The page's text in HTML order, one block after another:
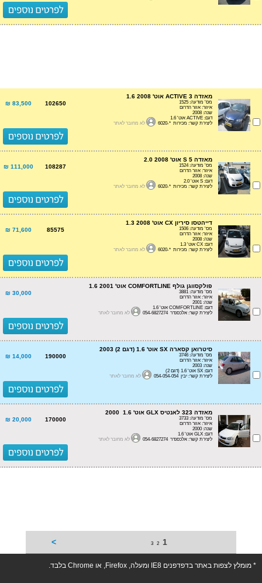
מאזדה 3 ACTIVE אוט' 1.6 2008
מס' מודעה: 1525
איזור: אזור הדרום
שנה: 2008
דגם: ACTIVE אוט' 1.6
ליצירת קשר: מכירות *-6020
לא מחובר לאתר
102650
83,500 ₪
מאזדה 5 S אוט' 2.0 2008
מס' מודעה: 1524
איזור: אזור הדרום
שנה: 2008
דגם: S אוט' 2.0
ליצירת קשר: מכירות *-6020
לא מחובר לאתר
108287
111,000 ₪
דייהטסו סיריון CX אוט' 1.3 2008
מס' מודעה: 1506
איזור: אזור הדרום
שנה: 2008
דגם: CX אוט' 1.3
ליצירת קשר: מכירות *-6020
לא מחובר לאתר
85575
71,600 ₪
פולקסווגן גולף COMFORTLINE אוט' 1.6 2001
מס' מודעה: 3881
איזור: אזור הדרום
שנה: 2001
דגם: COMFORTLINE אוט' 1.6
ליצירת קשר: אלכסנדר 054-6827274
לא מחובר לאתר
30,000 ₪
סיטרואן קסארה SX אוט' 1.6 (דגם 2) 2003
מס' מודעה: 3746
איזור: אזור הדרום
שנה: 2003
דגם: SX אוט' 1.6 (דגם 2)
ליצירת קשר: יבין 054-054-054
לא מחובר לאתר
190000
14,000 ₪
מאזדה 323 לאנטיס GLX אוט' 1.6 2000
מס' מודעה: 3733
איזור: אזור הדרום
שנה: 2000
דגם: GLX אוט' 1.6
ליצירת קשר: אלכסנדר 054-6827274
לא מחובר לאתר
170000
20,000 ₪
1
2
3
>
* מומלץ לצפות באתר בדפדפנים IE8 ומעלה, Firefox, או Chrome בלבד.